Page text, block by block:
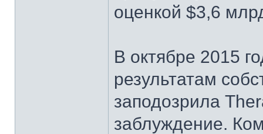
оценкой $3,6
В октябре 2015
результатам
заподозрила
заблуждение.